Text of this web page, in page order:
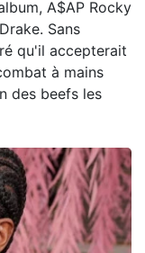
A$AP Rocky
Sans
qu'il accepterait
à mains
des beefs les